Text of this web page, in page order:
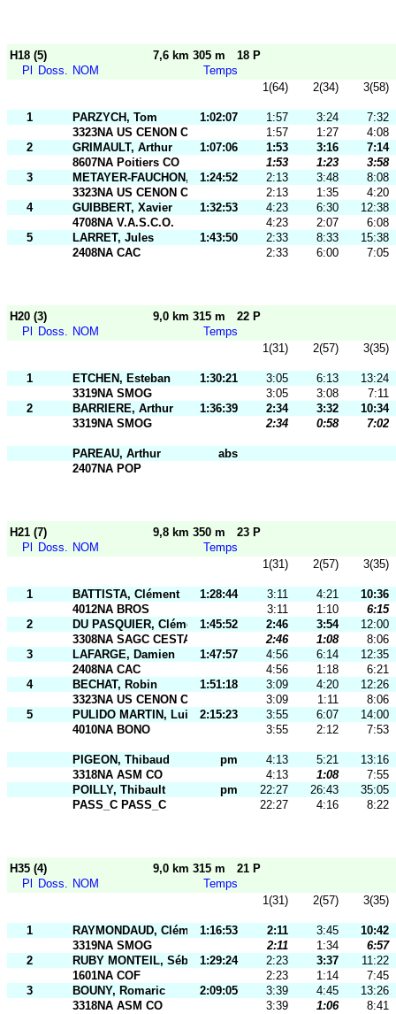
H18 (5) 7,6 km 305 m
18 P
Pl
Doss. NOM
Temps
1(64)
2(34) 3(58)
1 PARZYCH, Tom 1:02:07 1:57 3:24
7:32
3323NA US CENON CO
1:57 1:27
4:08
2
GRIMAULT, Arthur 1:07:06 1:53 3:16
7:14
8607NA Poitiers CO
1:53 1:23
3:58
3
METAYER-FAUCHON, Pablo
1:24:52 2:13 3:48
8:08
3323NA US CENON CO
2:13 1:35
4:20
4
GUIBBERT, Xavier 1:32:53 4:23 6:30
12:38
4708NA V.A.S.C.O.
4:23 2:07
6:08
5
LARRET, Jules 1:43:50 2:33 8:33
15:38
2408NA CAC
2:33 6:00 7:05
H20 (3) 9,0 km 315 m
22 P
Pl
Doss. NOM
Temps
1(31)
2(57) 3(35)
1 ETCHEN, Esteban 1:30:21 3:05 6:13
13:24
3319NA SMOG
3:05 3:08
7:11
2
BARRIERE, Arthur 1:36:39 2:34 3:32
10:34
3319NA SMOG
2:34 0:58 7:02
PAREAU, Arthur
abs
2407NA POP
H21 (7) 9,8 km 350 m
23 P
Pl
Doss. NOM
Temps
1(31)
2(57) 3(35)
1 BATTISTA, Clément 1:28:44 3:11 4:21
10:36
4012NA BROS
3:11 1:10
6:15
2
DU PASQUIER, Clément1:45:52 2:46 3:54
12:00
3308NA SAGC CESTAS
2:46 1:08
8:06
3
LAFARGE, Damien 1:47:57 4:56 6:14
12:35
2408NA CAC
4:56 1:18
6:21
4
BECHAT, Robin 1:51:18 3:09 4:20
12:26
3323NA US CENON CO
3:09 1:11
8:06
5
PULIDO MARTIN, Luis 2:15:23 3:55 6:07
14:00
4010NA BONO
3:55 2:12 7:53
PIGEON, Thibaud pm 4:13 5:21
13:16
3318NA ASM CO
4:13 1:08
7:55
POILLY, Thibault
pm 22:27 26:43
35:05
PASS_C PASS_C
22:27 4:16 8:22
H35 (4) 9,0 km 315 m
21 P
Pl
Doss. NOM
Temps
1(31)
2(57) 3(35)
1 RAYMONDAUD, Clément1:16:53 2:11 3:45
10:42
3319NA SMOG
2:11 1:34
6:57
2
RUBY MONTEIL, Sébastien
1:29:24 2:23 3:37
11:22
1601NA COF
2:23 1:14
7:45
3
BOUNY, Romaric 2:09:05 3:39 4:45
13:26
3318NA ASM CO
3:39 1:06 8:41